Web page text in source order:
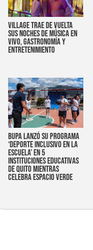
Village trae de vuelta
sus noches de música en
vivo, gastronomía y
entretenimiento
Bupa lanzó su programa
‘Deporte Inclusivo en la
Escuela’ en 5
instituciones educativas
de Quito mientras
celebra espacio verde